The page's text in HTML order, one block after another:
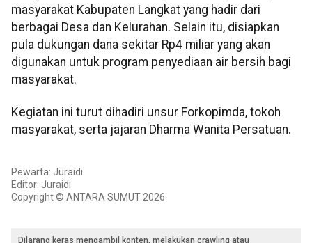
masyarakat Kabupaten Langkat yang hadir dari
berbagai Desa dan Kelurahan. Selain itu, disiapkan
pula dukungan dana sekitar Rp4 miliar yang akan
digunakan untuk program penyediaan air bersih bagi
masyarakat.
Kegiatan ini turut dihadiri unsur Forkopimda, tokoh
masyarakat, serta jajaran Dharma Wanita Persatuan.
Pewarta: Juraidi
Editor: Juraidi
Copyright © ANTARA SUMUT 2026
Dilarang keras mengambil konten, melakukan crawling atau